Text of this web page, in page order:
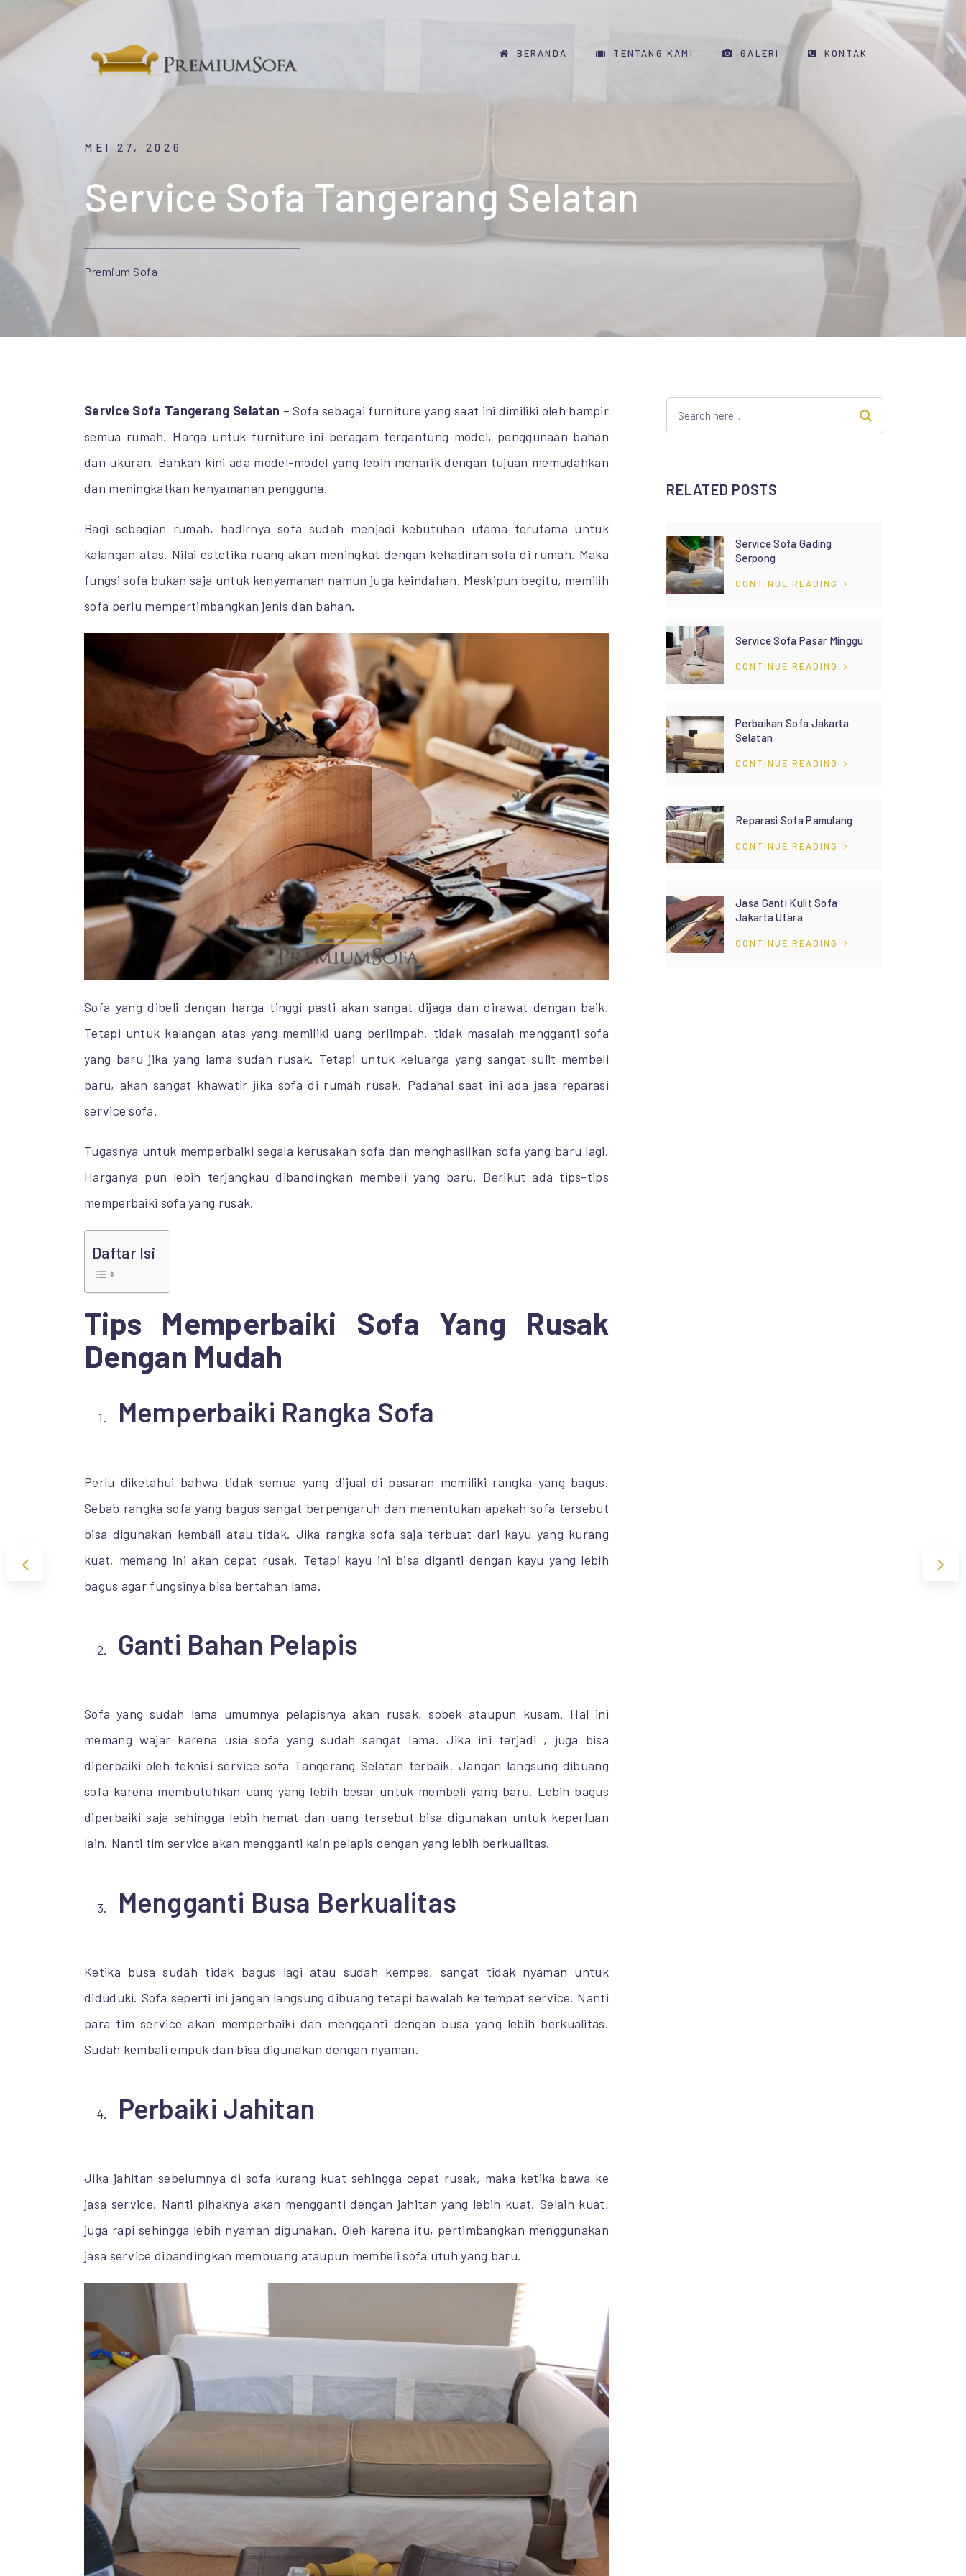
BERANDA TENTANG KAMI GALERI KONTAK
MEI 27, 2026
Service Sofa Tangerang Selatan
Premium Sofa
Service Sofa Tangerang Selatan – Sofa sebagai furniture yang saat ini dimiliki oleh hampir
semua rumah. Harga untuk furniture ini beragam tergantung model, penggunaan bahan
dan ukuran. Bahkan kini ada model-model yang lebih menarik dengan tujuan memudahkan
dan meningkatkan kenyamanan pengguna.
Bagi sebagian rumah, hadirnya sofa sudah menjadi kebutuhan utama terutama untuk
kalangan atas. Nilai estetika ruang akan meningkat dengan kehadiran sofa di rumah. Maka
fungsi sofa bukan saja untuk kenyamanan namun juga keindahan. Meskipun begitu, memilih
sofa perlu mempertimbangkan jenis dan bahan.
Sofa yang dibeli dengan harga tinggi pasti akan sangat dijaga dan dirawat dengan baik.
Tetapi untuk kalangan atas yang memiliki uang berlimpah, tidak masalah mengganti sofa
yang baru jika yang lama sudah rusak. Tetapi untuk keluarga yang sangat sulit membeli
baru, akan sangat khawatir jika sofa di rumah rusak. Padahal saat ini ada jasa reparasi
service sofa.
Tugasnya untuk memperbaiki segala kerusakan sofa dan menghasilkan sofa yang baru lagi.
Harganya pun lebih terjangkau dibandingkan membeli yang baru. Berikut ada tips-tips
memperbaiki sofa yang rusak.
Daftar Isi
Tips Memperbaiki Sofa Yang Rusak
Dengan Mudah
Memperbaiki Rangka Sofa
Perlu diketahui bahwa tidak semua yang dijual di pasaran memiliki rangka yang bagus.
Sebab rangka sofa yang bagus sangat berpengaruh dan menentukan apakah sofa tersebut
bisa digunakan kembali atau tidak. Jika rangka sofa saja terbuat dari kayu yang kurang
kuat, memang ini akan cepat rusak. Tetapi kayu ini bisa diganti dengan kayu yang lebih
bagus agar fungsinya bisa bertahan lama.
Ganti Bahan Pelapis
Sofa yang sudah lama umumnya pelapisnya akan rusak, sobek ataupun kusam. Hal ini
memang wajar karena usia sofa yang sudah sangat lama. Jika ini terjadi , juga bisa
diperbaiki oleh teknisi service sofa Tangerang Selatan terbaik. Jangan langsung dibuang
sofa karena membutuhkan uang yang lebih besar untuk membeli yang baru. Lebih bagus
diperbaiki saja sehingga lebih hemat dan uang tersebut bisa digunakan untuk keperluan
lain. Nanti tim service akan mengganti kain pelapis dengan yang lebih berkualitas.
Mengganti Busa Berkualitas
Ketika busa sudah tidak bagus lagi atau sudah kempes, sangat tidak nyaman untuk
diduduki. Sofa seperti ini jangan langsung dibuang tetapi bawalah ke tempat service. Nanti
para tim service akan memperbaiki dan mengganti dengan busa yang lebih berkualitas.
Sudah kembali empuk dan bisa digunakan dengan nyaman.
Perbaiki Jahitan
Jika jahitan sebelumnya di sofa kurang kuat sehingga cepat rusak, maka ketika bawa ke
jasa service. Nanti pihaknya akan mengganti dengan jahitan yang lebih kuat. Selain kuat,
juga rapi sehingga lebih nyaman digunakan. Oleh karena itu, pertimbangkan menggunakan
jasa service dibandingkan membuang ataupun membeli sofa utuh yang baru.
RELATED POSTS
Service Sofa Gading
Serpong
CONTINUE READING
Service Sofa Pasar Minggu
CONTINUE READING
Perbaikan Sofa Jakarta
Selatan
CONTINUE READING
Reparasi Sofa Pamulang
CONTINUE READING
Jasa Ganti Kulit Sofa
Jakarta Utara
CONTINUE READING